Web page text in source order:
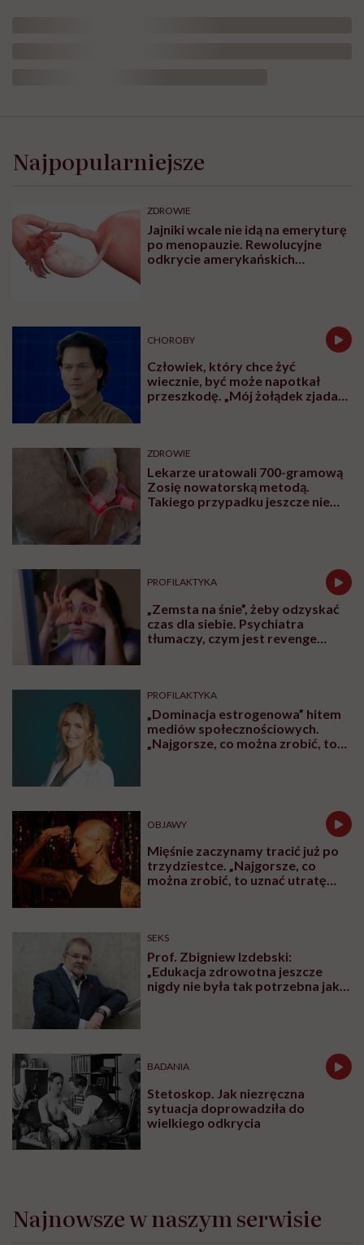
siebie dużo bardziej niż
kiedykolwiek do tej pory”
Najpopularniejsze
po menopauzie. Rewolucyjne
naukowców
Człowiek, który chce żyć
wiecznie, być może napotkał
przeszkodę. „Mój żołądek zjada
sam siebie”
Zosię nowatorską metodą.
Takiego przypadku jeszcze nie
było
„Zemsta na śnie”, żeby odzyskać
czas dla siebie. Psychiatra
tłumaczy, czym jest revenge
bedtime procrastination
mediów społecznościowych.
„Najgorsze, co można zrobić, to
leczyć modne hasło”
można zrobić, to uznać utratę
sprawności za nieunikniony